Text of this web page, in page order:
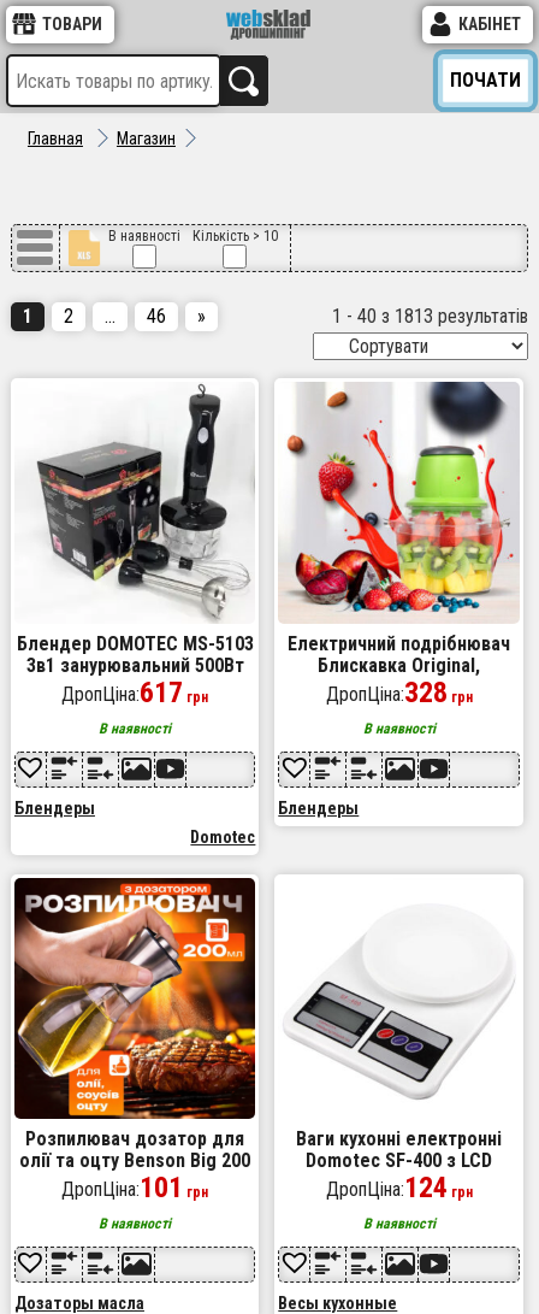
ТОВАРИ КАБІНЕТ
ПОЧАТИ
Главная Магазин
В наявності Кількість > 10
1 2 … 46 » 1 - 40 з 1813 результатів
Блендер DOMOTEC MS-5103
3в1 занурювальний 500Вт
ручний занурювальний
блендер, електричний
блендер
ДропЦіна:617 грн
В наявності
Блендеры
Domotec
Електричний подрібнювач
Блискавка Original,
блендер подрібнювач,
блендер для кухні
ДропЦіна:328 грн
В наявності
Блендеры
Розпилювач дозатор для
олії та оцту Benson Big 200
мл, диспенсер для оцту,
розприскувач для олії
ДропЦіна:101 грн
В наявності
Дозаторы масла
Ваги кухонні електронні
Domotec SF-400 з LCD
дисплеєм Білі до 10 кг
ДропЦіна:124 грн
В наявності
Весы кухонные